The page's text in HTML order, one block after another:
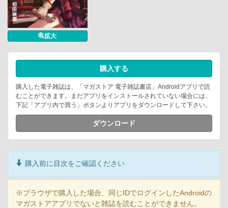
拡大
購入する
購入した電子雑誌は、「マガストア 電子雑誌書店」Androidアプリで読
むことができます。まだアプリをインストールされていない場合には、
下記「アプリ内で買う」ボタンよりアプリをダウンロードして下さい。
ダウンロード
購入前に目次をご確認ください
※ブラウザで購入した場合、同じIDでログインしたAndroidの
マガストアアプリでないと雑誌を読むことができません。